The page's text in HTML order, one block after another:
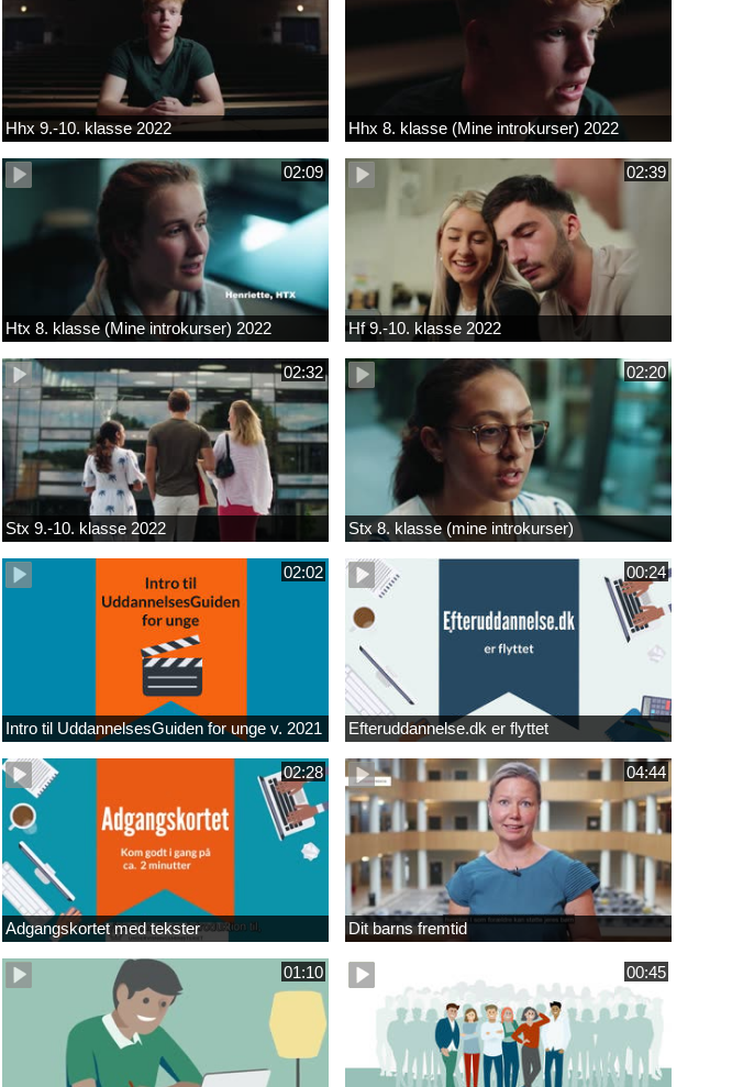
Hhx 9.-10. klasse 2022 Hhx 8. klasse (Mine introkurser) 2022
02:09
Htx 8. klasse (Mine introkurser) 2022
02:39
Hf 9.-10. klasse 2022
02:32
Stx 9.-10. klasse 2022
02:20
Stx 8. klasse (mine introkurser)
02:02
Intro til UddannelsesGuiden for unge v. 2021
00:24
Efteruddannelse.dk er flyttet
02:28
Adgangskortet med tekster
04:44
Dit barns fremtid
01:10 00:45